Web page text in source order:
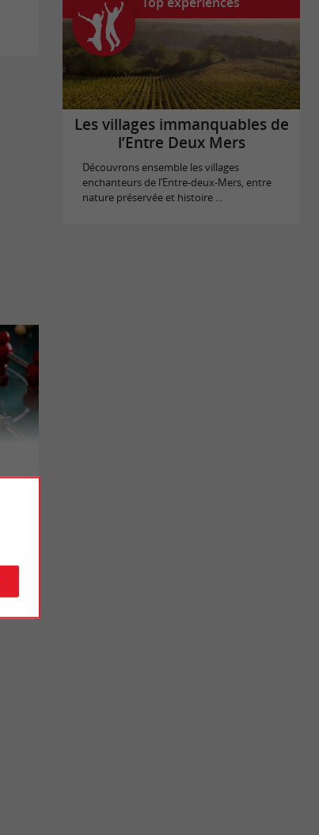
Les villages immanquables de
l’Entre Deux Mers
Découvrons ensemble les villages
enchanteurs de l’Entre-deux-Mers, entre
nature préservée et histoire ...